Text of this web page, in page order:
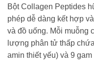
Bột Collagen Peptides
phép dễ dàng kết hợp
và đồ uống. Mỗi muỗng
lượng phân tử thấp
amin thiết yếu) và 9 gam